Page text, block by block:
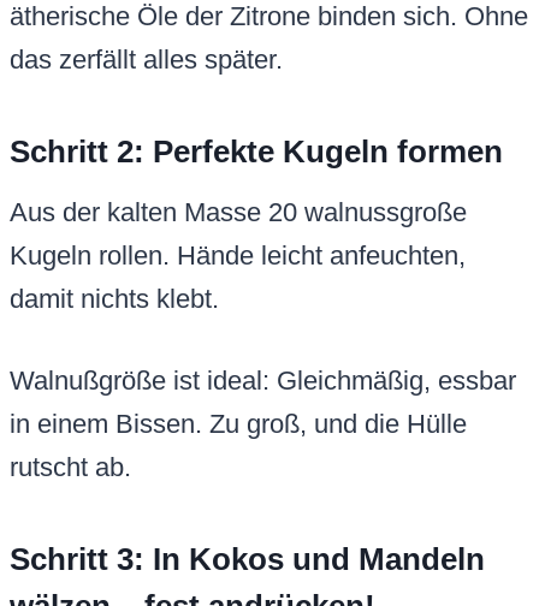
ätherische Öle der Zitrone binden sich. Ohne
das zerfällt alles später.
Schritt 2: Perfekte Kugeln formen
Aus der kalten Masse 20 walnussgroße
Kugeln rollen. Hände leicht anfeuchten,
damit nichts klebt.
Walnußgröße ist ideal: Gleichmäßig, essbar
in einem Bissen. Zu groß, und die Hülle
rutscht ab.
Schritt 3: In Kokos und Mandeln